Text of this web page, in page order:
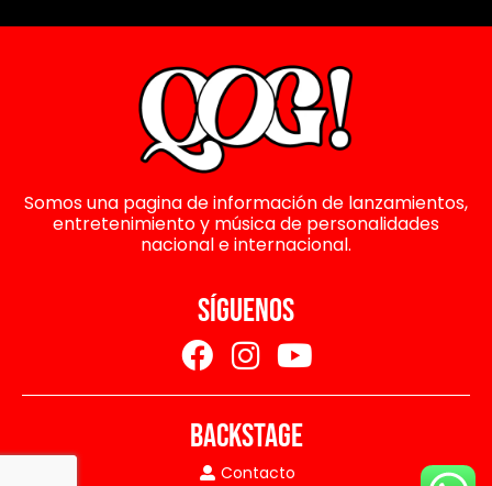
Somos una pagina de información de lanzamientos,
entretenimiento y música de personalidades
nacional e internacional.
SÍGUENOS
BACKSTAGE
Contacto